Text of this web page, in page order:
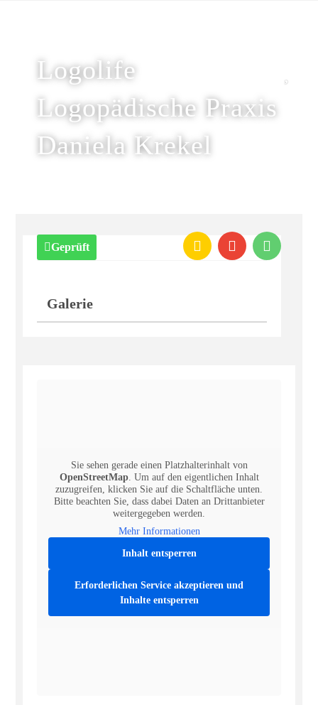
Logolife
Logopädische Praxis
Daniela Krekel
Geprüft
Galerie
Sie sehen gerade einen Platzhalterinhalt von
OpenStreetMap. Um auf den eigentlichen Inhalt
zuzugreifen, klicken Sie auf die Schaltfläche unten.
Bitte beachten Sie, dass dabei Daten an Drittanbieter
weitergegeben werden.
Mehr Informationen
Inhalt entsperren
Erforderlichen Service akzeptieren und
Inhalte entsperren